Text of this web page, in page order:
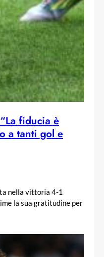
fiducia è
a tanti gol e
nella vittoria 4-1
la sua gratitudine per